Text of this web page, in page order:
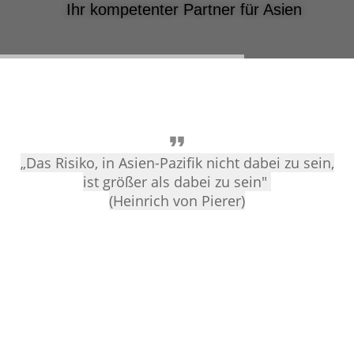
Ihr kompetenter Partner für Asien
„Das Risiko, in Asien-Pazifik nicht dabei zu sein,
ist größer als dabei zu sein"
(Heinrich von Pierer)